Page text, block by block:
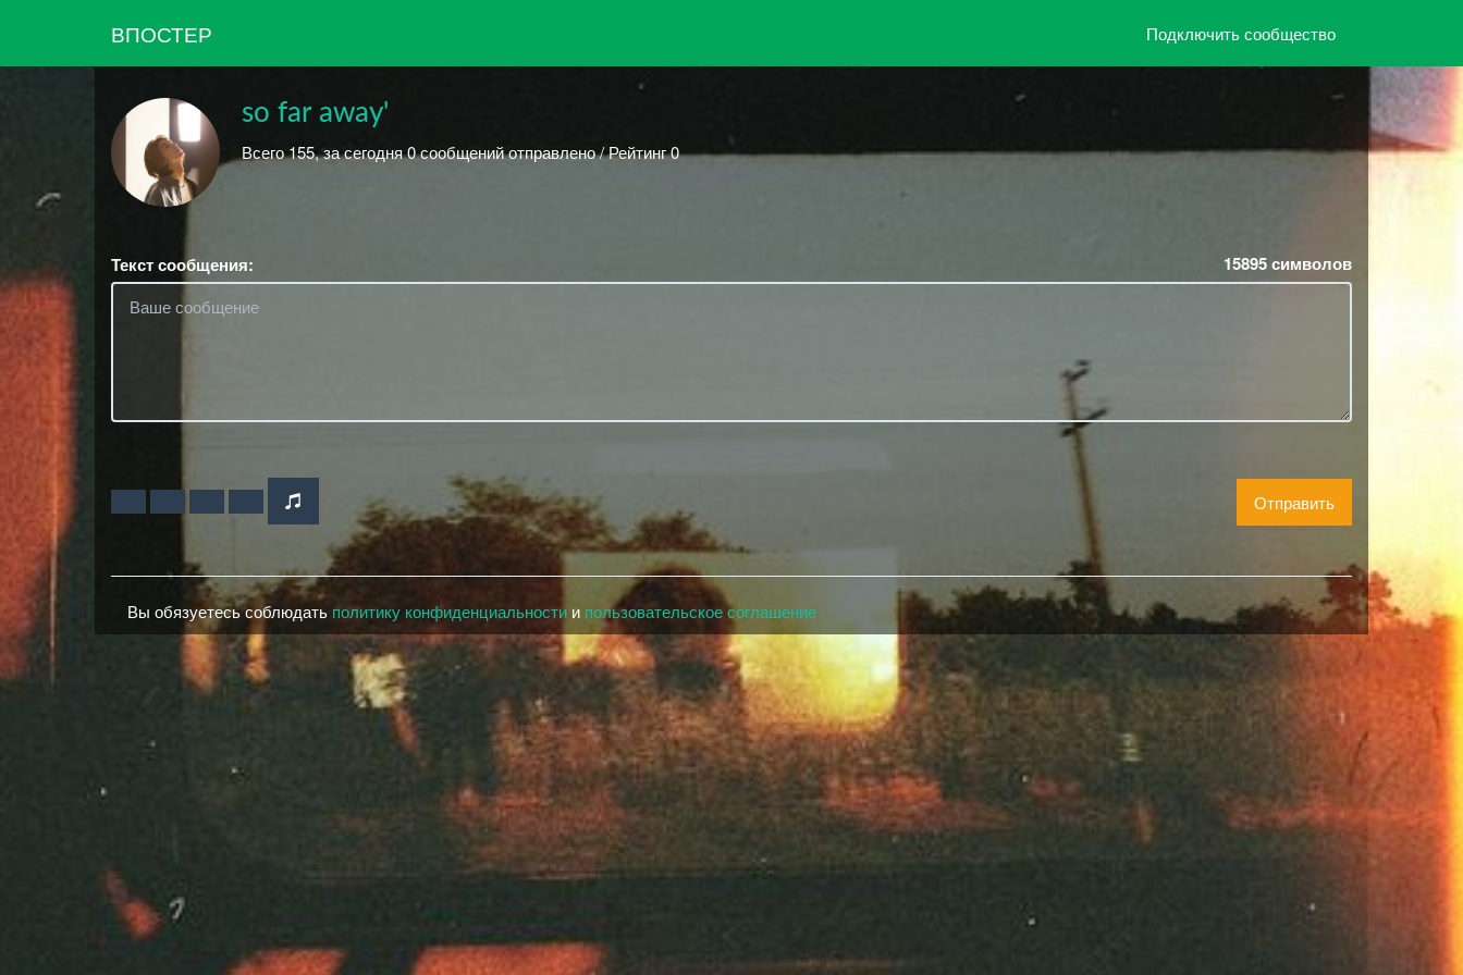
ВПОСТЕР Подключить сообщество
so far away'
Всего 155, за сегодня 0 сообщений отправлено / Рейтинг 0
Текст сообщения: 15895символов
Отправить
Вы обязуетесь соблюдать политику конфиденциальности и пользовательское соглашение